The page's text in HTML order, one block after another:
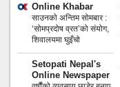
Online Khabar
साउनको अन्तिम सोमबार :
‘सोमप्रदोष व्रत’को संयोग,
शिवालयमा घुइँचो
Setopati Nepal's
Online Newspaper